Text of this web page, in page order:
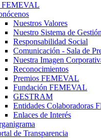
FEMEVAL
Nuestros Valores
Nuestro Sistema de Gestión
Responsabilidad Social
Comunicación - Sala de
Nuestra Imagen
Reconocimientos
Premios FEMEVAL
Fundación FEMEVAL
GESTRAM
Entidades Colaboradoras
Enlaces de Interés
de Transparencia